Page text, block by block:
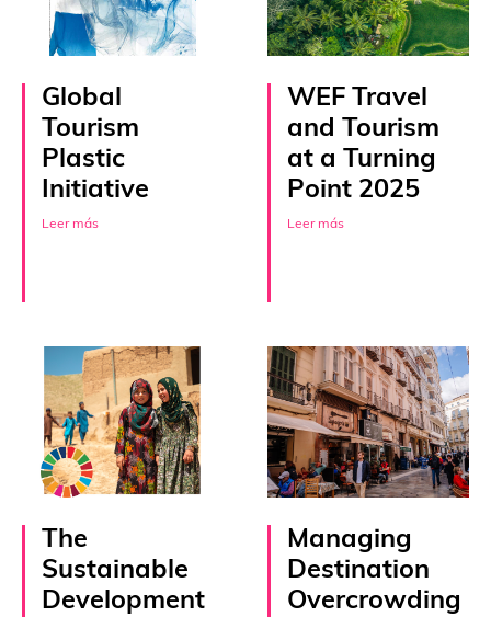
Global
Tourism
Plastic
Initiative
Leer más
WEF Travel
and Tourism
at a Turning
Point 2025
Leer más
The
Sustainable
Development
Managing
Destination
Overcrowding